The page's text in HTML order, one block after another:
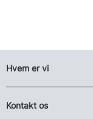
Hvem er vi
Kontakt os